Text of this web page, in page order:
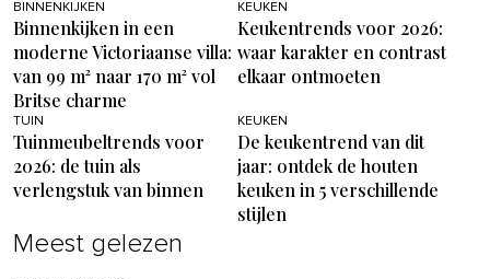
BINNENKIJKEN
Binnenkijken in een
moderne Victoriaanse villa:
van 99 m² naar 170 m² vol
Britse charme
KEUKEN
Keukentrends voor 2026:
waar karakter en contrast
elkaar ontmoeten
TUIN
Tuinmeubeltrends voor
2026: de tuin als
verlengstuk van binnen
KEUKEN
De keukentrend van dit
jaar: ontdek de houten
keuken in 5 verschillende
stijlen
Meest gelezen